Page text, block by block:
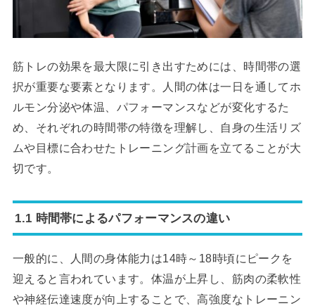
筋トレの効果を最大限に引き出すためには、時間帯の選
択が重要な要素となります。人間の体は一日を通してホ
ルモン分泌や体温、パフォーマンスなどが変化するた
め、それぞれの時間帯の特徴を理解し、自身の生活リズ
ムや目標に合わせたトレーニング計画を立てることが大
切です。
1.1 時間帯によるパフォーマンスの違い
一般的に、人間の身体能力は14時～18時頃にピークを
迎えると言われています。体温が上昇し、筋肉の柔軟性
や神経伝達速度が向上することで、高強度なトレーニン